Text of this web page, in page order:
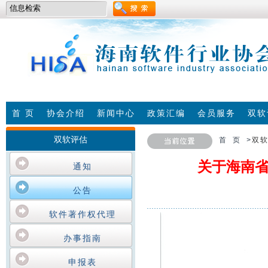
首 页 协会介绍 新闻中心 政策汇编 会员服务 双
双软评估
通知
公告
软件著作权代理
办事指南
申报表
首 页 >双
关于海南